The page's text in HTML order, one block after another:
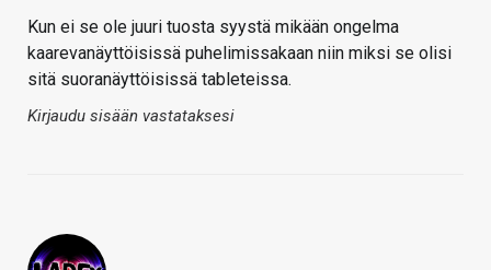
Kun ei se ole juuri tuosta syystä mikään ongelma
kaarevanäyttöisissä puhelimissakaan niin miksi se olisi
sitä suoranäyttöisissä tableteissa.
Kirjaudu sisään vastataksesi